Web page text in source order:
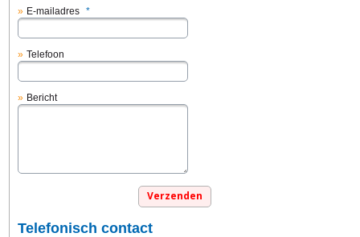
E-mailadres *
Telefoon
Bericht
Telefonisch contact